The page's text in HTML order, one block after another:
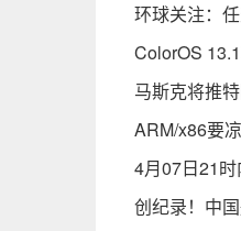
环球关注：
ColorOS
马斯克将推
ARM/x86要
4月07日21
创纪录！中